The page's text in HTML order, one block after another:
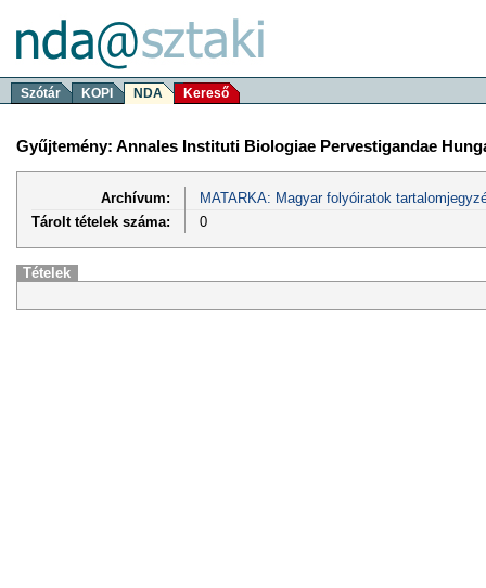
Szótár KOPI NDA Kereső
Gyűjtemény: Annales Instituti Biologiae Pervestigandae
Archívum:
MATARKA: Magyar folyóiratok
Tárolt tételek száma:
0
Tételek